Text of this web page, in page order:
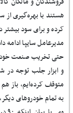
هستند با بهره‌گیری از
کرده و برای سود بیشتر
مدیرعامل سایپا ادامه
حتی تخریب صنعت
و ابزار جلب توجه در
متوقف کرده‌ایم، باز
به تمام خودروهای